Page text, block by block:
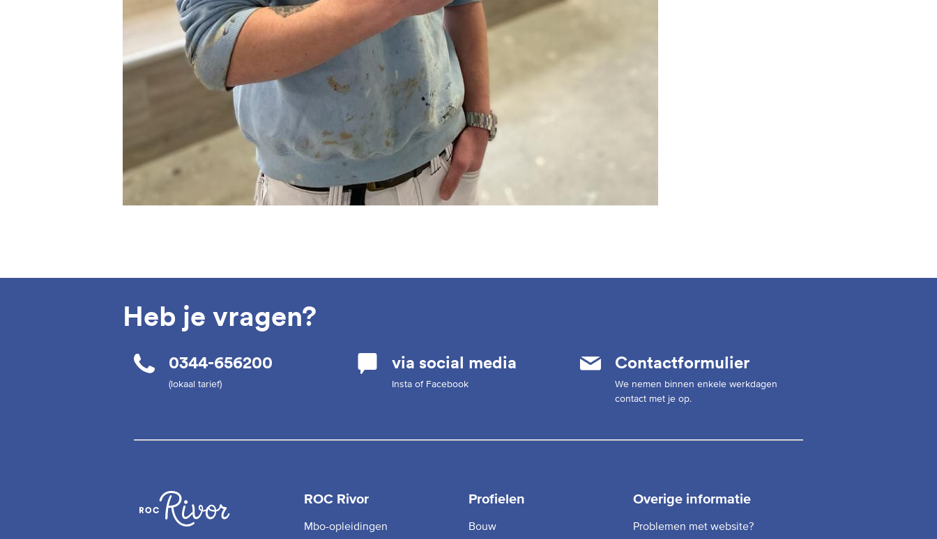
Heb je vragen?
0344-656200
(lokaal tarief)
via social media
Insta of Facebook
Contactformulier
We nemen binnen enkele werkdagen
contact met je op.
ROC Rivor
Mbo-opleidingen
Profielen
Bouw
Overige informatie
Problemen met website?